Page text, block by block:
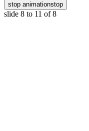
stop animationstop
slide 8 to 11 of 8